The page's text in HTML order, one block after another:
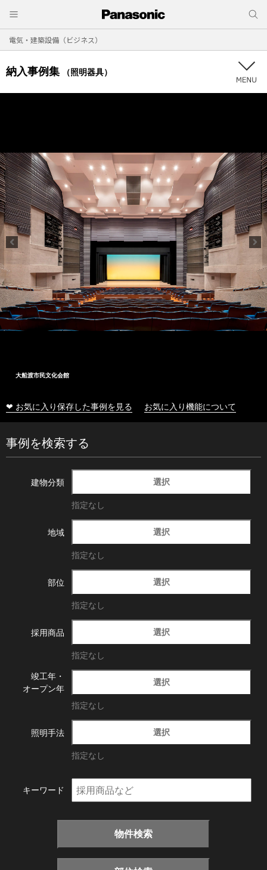
電気・建築設備（ビジネス）
納入事例集 （照明器具）
大船渡市民文化会館
❤ お気に入り保存した事例を見る お気に入り機能について
事例を検索する
建物分類 選択
指定なし
地域 選択
指定なし
部位 選択
指定なし
採用商品 選択
指定なし
竣工年・
オープン年
選択
指定なし
照明手法 選択
指定なし
キーワード
物件検索